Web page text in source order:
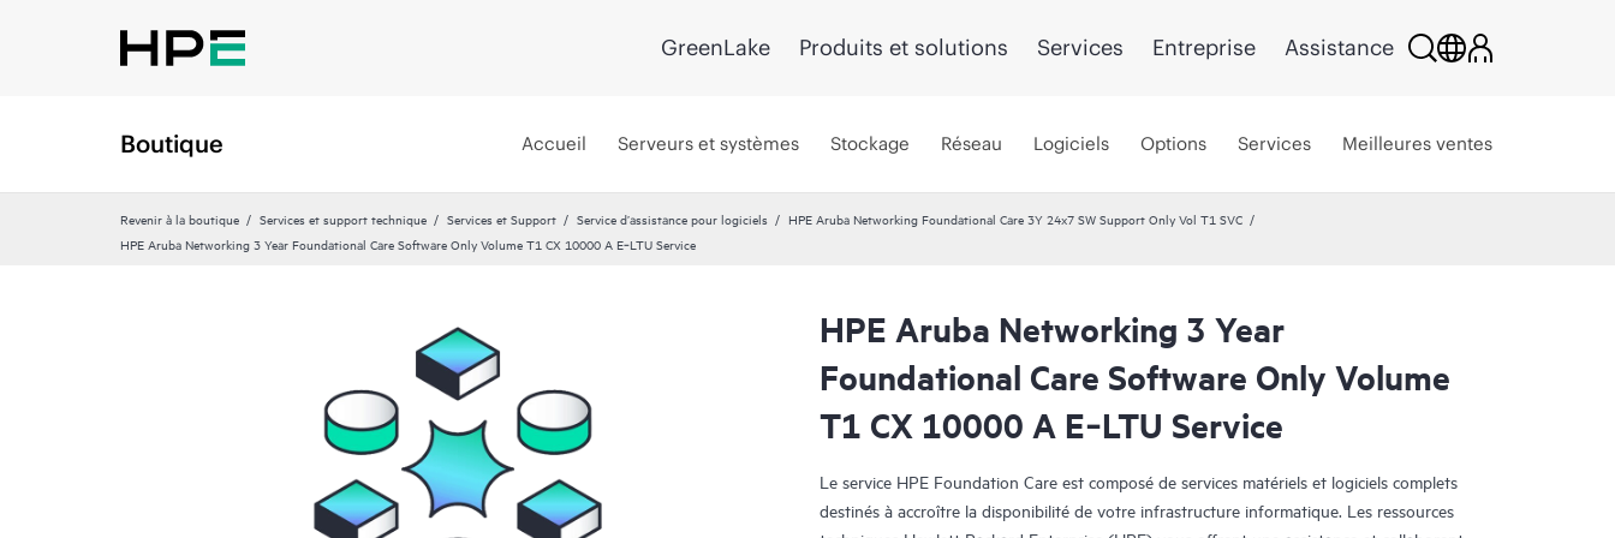
GreenLake Produits et solutions Services Entreprise Assistance
Boutique Accueil Serveurs et systèmes Stockage Réseau Logiciels Options Services Meilleures ventes
Revenir à la boutique Services et support technique Services et Support Service d’assistance pour logiciels
HPE Aruba Networking Foundational Care 3Y 24x7 SW Support Only Vol T1 SVC
HPE Aruba Networking 3 Year Foundational Care Software Only Volume T1 CX 10000 A E‑LTU Service
HPE Aruba Networking 3 Year
Foundational Care Software Only Volume
T1 CX 10000 A E‑LTU Service
Le service HPE Foundation Care est composé de services matériels et logiciels complets
destinés à accroître la disponibilité de votre infrastructure informatique. Les ressources